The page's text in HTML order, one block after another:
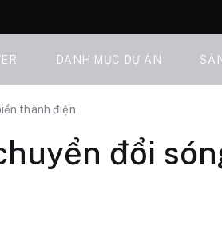
DANH MỤC DỰ ÁN
thành điện
đổi